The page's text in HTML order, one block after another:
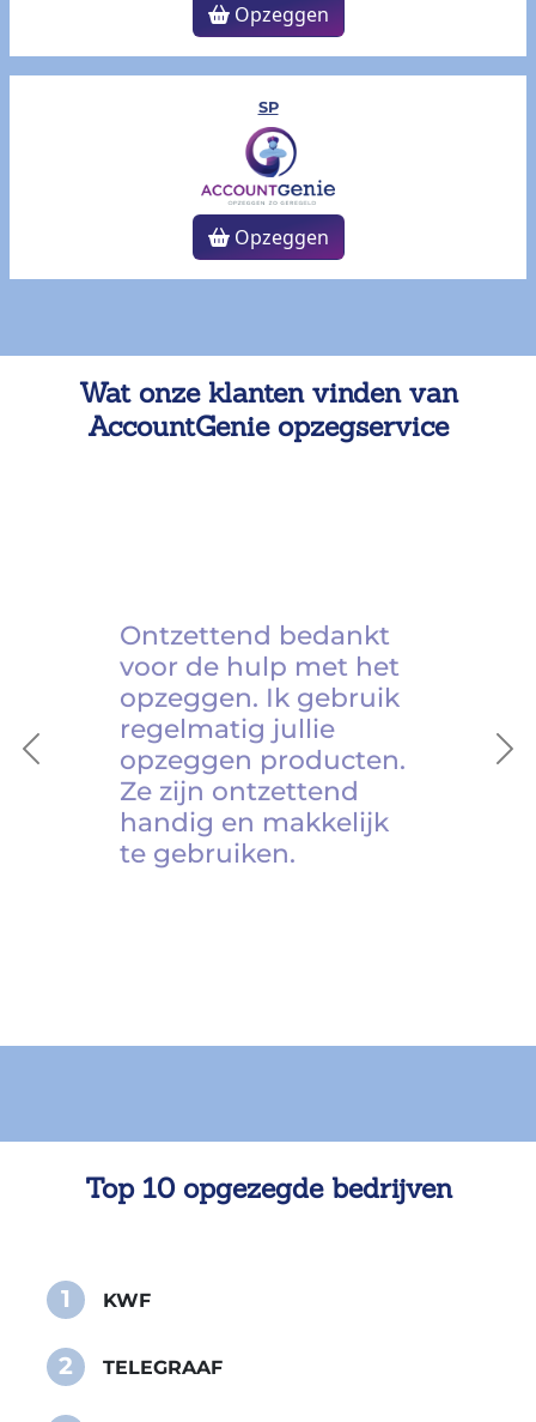
Opzeggen
SP
Opzeggen
Wat onze klanten vinden van
AccountGenie opzegservice
Previous
Ontzettend bedankt
voor de hulp met het
opzeggen. Ik gebruik
regelmatig jullie
opzeggen producten.
Ze zijn ontzettend
handig en makkelijk
te gebruiken.
Top 10 opgezegde bedrijven
1 KWF
2 TELEGRAAF